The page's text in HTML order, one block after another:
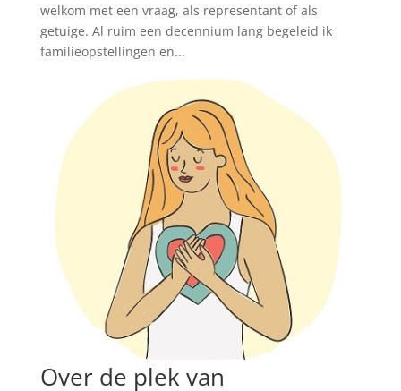
welkom met een vraag, als representant of als
getuige. Al ruim een decennium lang begeleid ik
familieopstellingen en...
Over de plek van